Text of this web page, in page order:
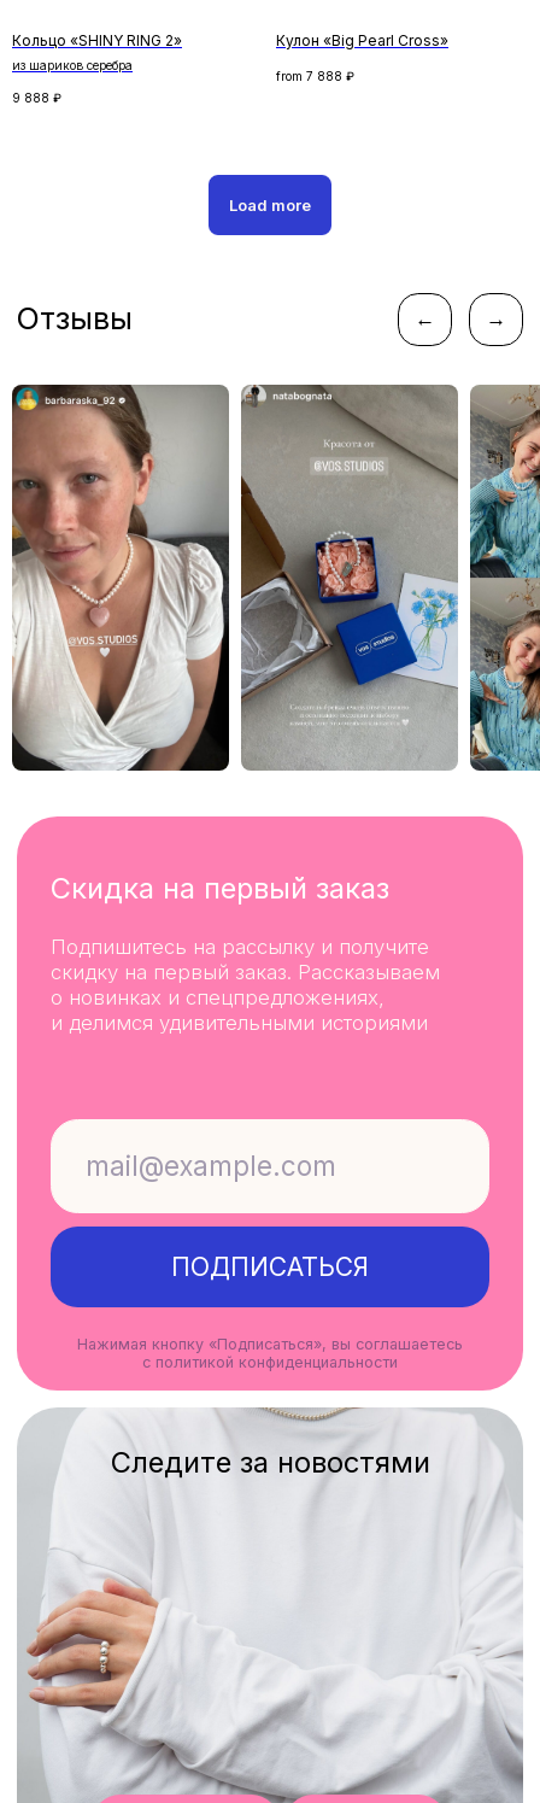
Кольцо «SHINY RING 2»
из шариков серебра
9 888 ₽
Кулон «Big Pearl Cross»
from 7 888 ₽
Load more
telegram
instagram*
политикой конфиденциальности